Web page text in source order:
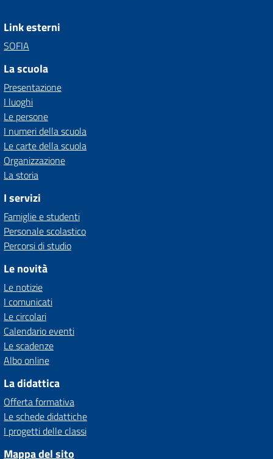
Link esterni
SOFIA
La scuola
Presentazione
I luoghi
Le persone
I numeri della scuola
Le carte della scuola
Organizzazione
La storia
I servizi
Famiglie e studenti
Personale scolastico
Percorsi di studio
Le novità
Le notizie
I comunicati
Le circolari
Calendario eventi
Le scadenze
Albo online
La didattica
Offerta formativa
Le schede didattiche
I progetti delle classi
Mappa del sito